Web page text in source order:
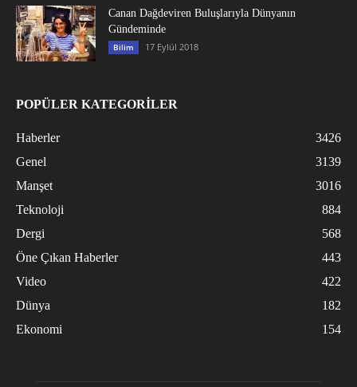
Canan Dağdeviren Buluşlarıyla Dünyanın
Gündeminde
Bilim 17 Eylül 2018
POPÜLER KATEGORİLER
Haberler
3426
Genel
3139
Manşet
3016
Teknoloji
884
Dergi
568
Öne Çıkan Haberler
443
Video
422
Dünya
182
Ekonomi
154